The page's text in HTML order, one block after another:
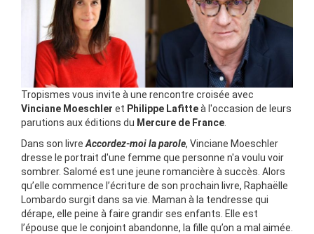
Tropismes vous invite à une rencontre croisée avec
Vinciane Moeschler et Philippe Lafitteà l'occasion de leurs
parutions aux éditions du Mercure de France
Dans son livre Accordez-moi la parole, Vinciane Moeschler
dresse le portrait d'une femme que personne n'a voulu voir
sombrer. Salomé est une jeune romancière à succès. Alors
qu’elle commence l’écriture de son prochain livre, Raphaëlle
Lombardo surgit dans sa vie. Maman à la tendresse qui
dérape, elle peine à faire grandir ses enfants. Elle est
l’épouse que le conjoint abandonne, la fille qu’on a mal aimée.